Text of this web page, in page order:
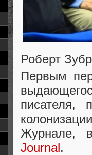
Роберт
Первым
писателя,
Журнале,
Journal.